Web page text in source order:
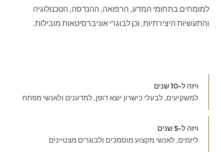
למומחים בתחומי המדע, הרפואה, ההנדסה, הטכנולוגיה
והתעשיות היצירתיות, וכן לבוגרי אוניברסיטאות מובילות.
ויזה ל-10 שנים
למשקיעים, לבעלי כישרון יוצא דופן, למדענים ולאנשי מפתח
ויזה ל-5 שנים
ליזמים, לאנשי מקצוע מוסמכים ולבוגרים מצטיינים